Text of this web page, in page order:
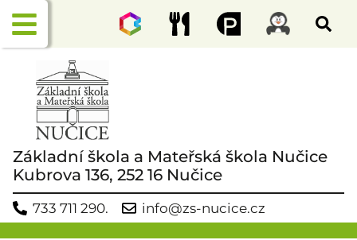
Základní škola a Mateřská škola Nučice
Kubrova 136, 252 16 Nučice
733 711 290. info@zs-nucice.cz